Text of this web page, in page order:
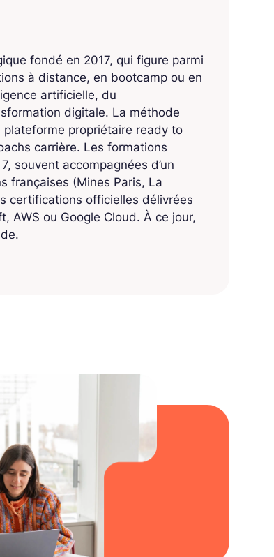
fondé en 2017, qui figure parmi
à distance, en bootcamp ou en
artificielle, du
digitale. La méthode
propriétaire ready to
carrière. Les formations
souvent accompagnées d’un
françaises (Mines Paris, La
certifications officielles délivrées
AWS ou Google Cloud. À ce jour,